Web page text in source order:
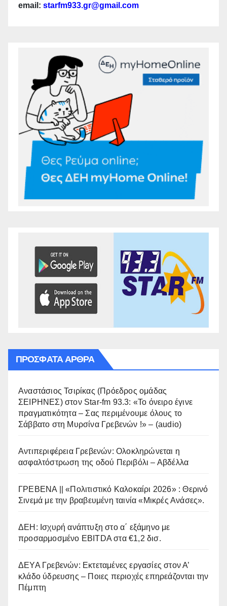
email: starfm933.gr@gmail.com
ΠΡΌΣΦΑΤΑ ΆΡΘΡΑ
Αναστάσιος Τσιρίκας (Πρόεδρος ομάδας
ΣΕΙΡΗΝΕΣ) στον Star-fm 93.3: «Το όνειρο έγινε
πραγματικότητα – Σας περιμένουμε όλους το
Σάββατο στη Μυρσίνα Γρεβενών !» – (audio)
Αντιπεριφέρεια Γρεβενών: Ολοκληρώνεται η
ασφαλτόστρωση της οδού Περιβόλι – Αβδέλλα
ΓΡΕΒΕΝΑ || «Πολιτιστικό Καλοκαίρι 2026» : Θερινό
Σινεμά με την βραβευμένη ταινία «Μικρές Ανάσες».
ΔΕΗ: Ισχυρή ανάπτυξη στο α΄ εξάμηνο με
προσαρμοσμένο EBITDA στα €1,2 δισ.
ΔΕΥΑ Γρεβενών: Εκτεταμένες εργασίες στον Α’
κλάδο ύδρευσης – Ποιες περιοχές επηρεάζονται την
Πέμπτη